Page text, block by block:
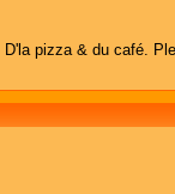
pizza & du café.